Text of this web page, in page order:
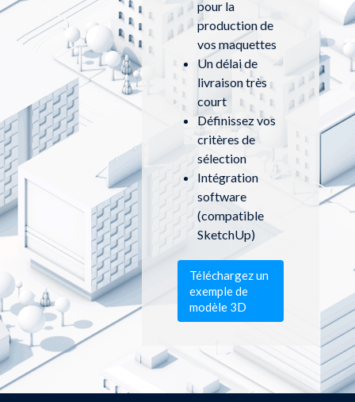
pour la
production de
vos maquettes
Un délai de
livraison très
court
Définissez vos
critères de
sélection
Intégration
software
(compatible
SketchUp)
Téléchargez un
exemple de
modèle 3D